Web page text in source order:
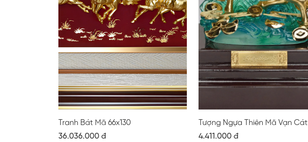
Tranh Bát Mã 66x130
36.036.000 đ
Tượng Ngựa Thiên Mã Vạn Cát
4.411.000 đ